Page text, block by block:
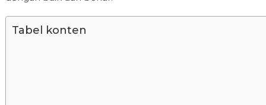
Tabel konten